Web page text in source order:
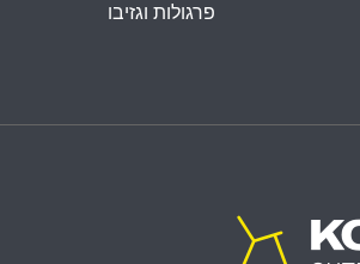
פרגולות וגזיבו